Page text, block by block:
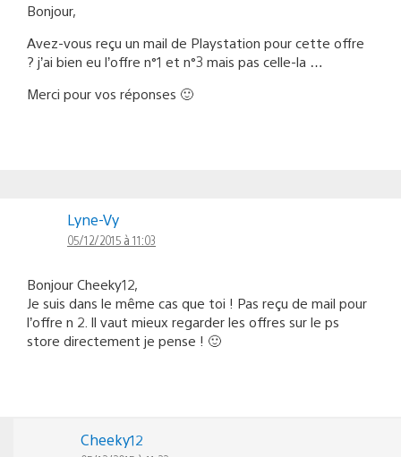
Bonjour,
Avez-vous reçu un mail de Playstation pour cette offre
? j’ai bien eu l’offre n°1 et n°3 mais pas celle-la …
Merci pour vos réponses 🙂
Lyne-Vy
05/12/2015 à 11:03
Bonjour Cheeky12,
Je suis dans le même cas que toi ! Pas reçu de mail pour
l’offre n 2. Il vaut mieux regarder les offres sur le ps
store directement je pense ! 🙂
Cheeky12